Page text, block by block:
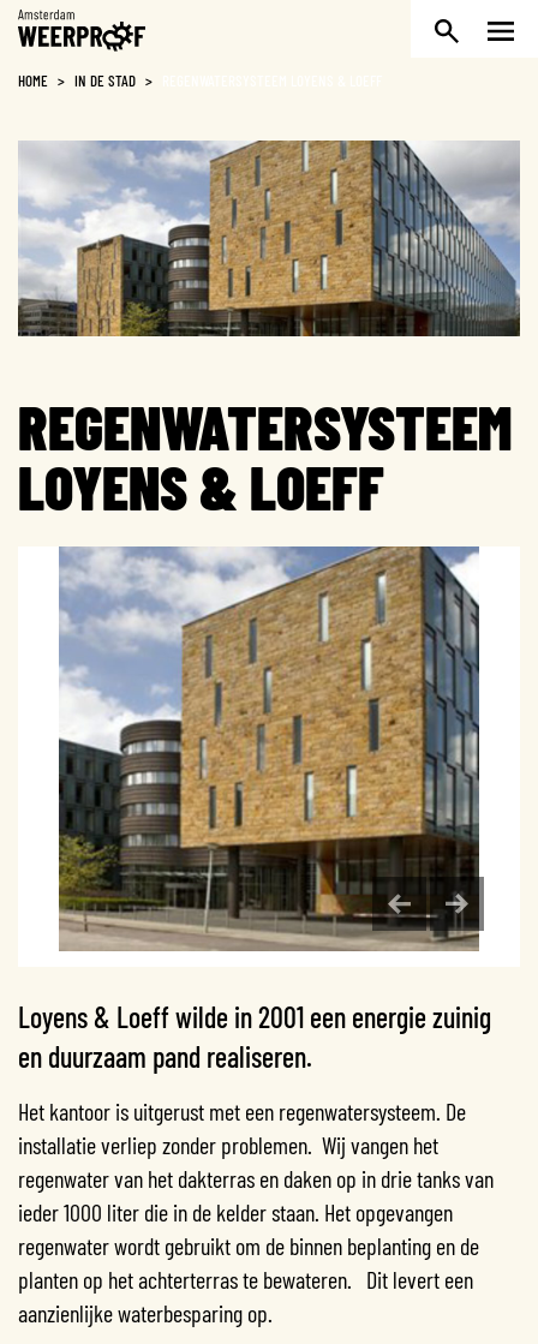
Weerproof
HOME > IN DE STAD >
REGENWATERSYSTEEM
LOYENS & LOEFF
Loyens & Loeff wilde in 2001 een energie zuinig
en duurzaam pand realiseren.
Het kantoor is uitgerust met een regenwatersysteem. De
installatie verliep zonder problemen. Wij vangen het
regenwater van het dakterras en daken op in drie tanks van
ieder 1000 liter die in de kelder staan. Het opgevangen
regenwater wordt gebruikt om de binnen beplanting en de
planten op het achterterras te bewateren. Dit levert een
aanzienlijke waterbesparing op.